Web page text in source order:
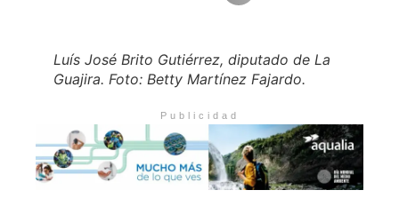
Luís José Brito Gutiérrez, diputado de La
Guajira. Foto: Betty Martínez Fajardo.
Publicidad